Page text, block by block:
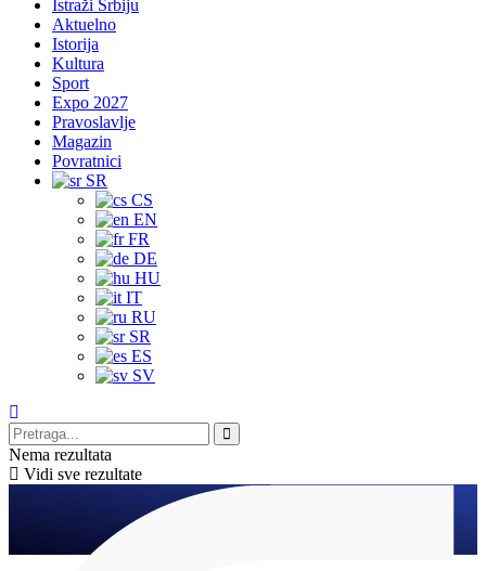
Istraži Srbiju
Aktuelno
Istorija
Kultura
Sport
Expo 2027
Pravoslavlje
Magazin
Povratnici
SR
CS
EN
FR
DE
HU
IT
RU
SR
ES
SV
Nema rezultata
Vidi sve rezultate